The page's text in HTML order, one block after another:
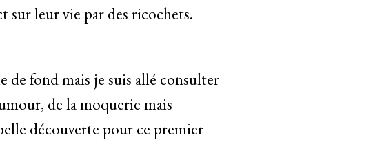
sur leur vie par des ricochets.
de fond mais je suis allé consulter
de la moquerie mais
découverte pour ce premier